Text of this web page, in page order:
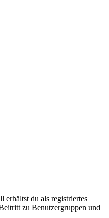
erhältst du als registriertes
zu Benutzergruppen und